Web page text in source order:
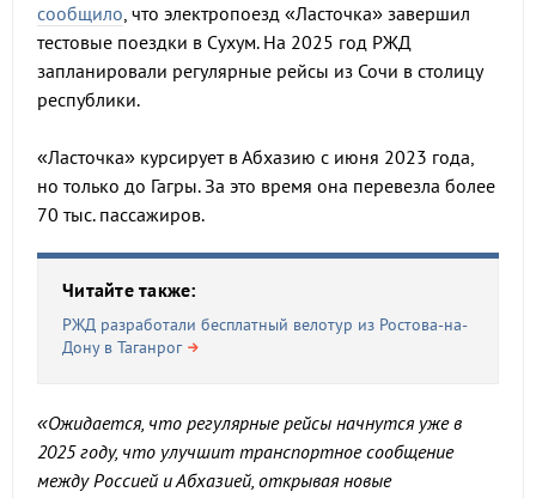
сообщило, что электропоезд «Ласточка» завершил
тестовые поездки в Сухум. На 2025 год РЖД
запланировали регулярные рейсы из Сочи в столицу
республики.
«Ласточка» курсирует в Абхазию с июня 2023 года,
но только до Гагры. За это время она перевезла более
70 тыс. пассажиров.
Читайте также:
РЖД разработали бесплатный велотур из Ростова-на-
Дону в Таганрог
«Ожидается, что регулярные рейсы начнутся уже в
2025 году, что улучшит транспортное сообщение
между Россией и Абхазией, открывая новые